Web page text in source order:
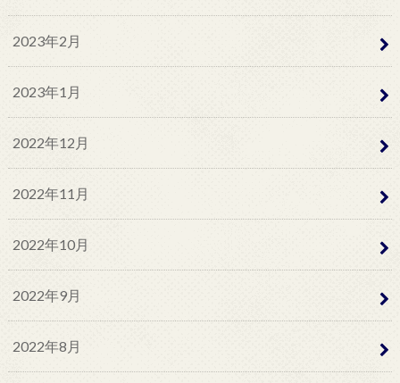
2023年2月
2023年1月
2022年12月
2022年11月
2022年10月
2022年9月
2022年8月